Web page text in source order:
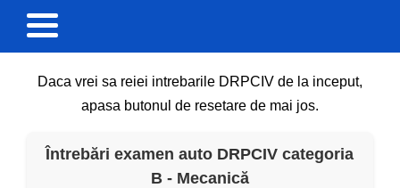
Daca vrei sa reiei intrebarile DRPCIV de la inceput,
apasa butonul de resetare de mai jos.
Întrebări examen auto DRPCIV categoria
B - Mecanică